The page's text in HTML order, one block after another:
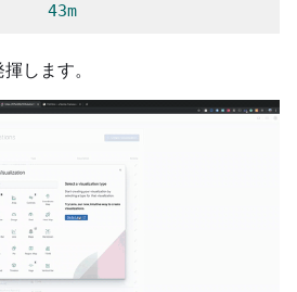
43m
します。